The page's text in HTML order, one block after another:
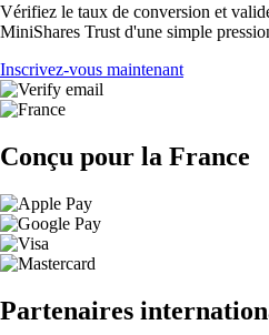
Vérifiez le taux de conversion et
MiniShares Trust d'une simple
Inscrivez-vous maintenant
Conçu pour la France
Partenaires